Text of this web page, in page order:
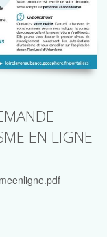
EN LIGNE